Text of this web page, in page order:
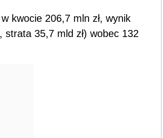
kwocie 206,7 mln zł, wynik
strata 35,7 mld zł) wobec 132